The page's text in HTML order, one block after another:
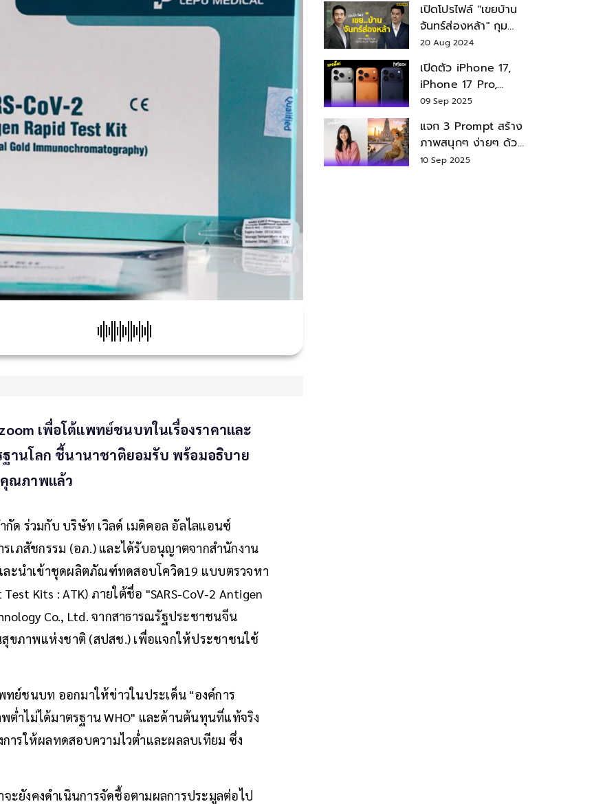
เพื่อโต้แพทย์ชนบทในเรื่องราคาและ
านโลก ชี้นานาชาติยอมรับ พร้อมอธิบาย
คุณภาพแล้ว
ด ร่วมกับ บริษัท เวิลด์ เมดิคอล อัลไลแอนซ์
เภสัชกรรม (อภ.) และได้รับอนุญาตจากสำนักงาน
ละนำเข้าชุดผลิตภัณฑ์ทดสอบโควิด19 แบบตรวจหา
Kits : ATK) ภายใต้ชื่อ "SARS-CoV-2 Antigen
Co., Ltd. จากสาธารณรัฐประชาชนจีน
ขภาพแห่งชาติ (สปสช.) เพื่อแจกให้ประชาชนใช้
ย์ชนบท ออกมาให้ข่าวในประเด็น "องค์การ
ต่ำไม่ได้มาตรฐาน WHO" และด้านต้นทุนที่แท้จริง
การให้ผลทดสอบความไวต่ำและผลลบเทียม ซึ่ง
ะยังคงดำเนินการจัดซื้อตามผลการประมูลต่อไป
เปิดโปรไฟล์ "เขยบ้าน
จันทร์ส่องหล้า" กุม
บังเหียนธุรกิจตระกูล
"ชินวัตร"
20 Aug 2024
เปิดตัว iPhone 17,
iPhone 17 Pro,
iPhone 17 Air สเปค
09 Sep 2025
แจก 3 Prompt สร้าง
ภาพสนุกๆ ง่ายๆ ด้วย
Nano Banana ใน
10 Sep 2025